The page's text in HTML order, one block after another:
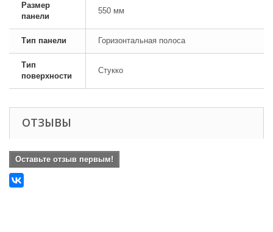
Размер
панели
550 мм
Тип панели Горизонтальная полоса
Тип
поверхности
Стукко
ОТЗЫВЫ
Оставьте отзыв первым!